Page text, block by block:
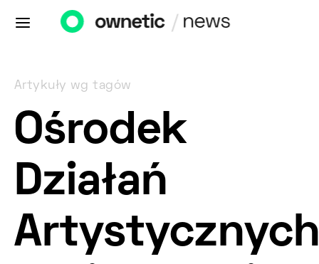
Artykuły wg tagów
Ośrodek
Działań